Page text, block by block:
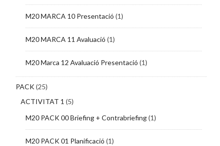
M20 MARCA 10 Presentació (1)
M20 MARCA 11 Avaluació (1)
M20 Marca 12 Avaluació Presentació (1)
PACK(25)
ACTIVITAT 1 (5)
M20 PACK 00 Briefing + Contrabriefing(1)
M20 PACK 01 Planificació (1)